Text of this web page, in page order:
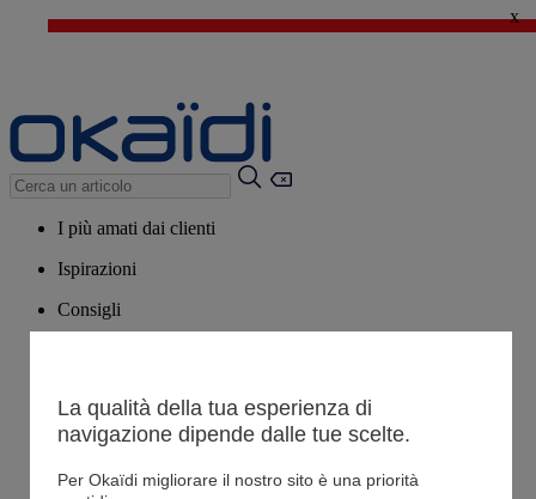
🔥SALDI : Ancora più prodotti fino al -60%*>
x
I più amati dai clienti
Ispirazioni
Consigli
La qualità della tua esperienza di
navigazione dipende dalle tue scelte.
Per Okaïdi migliorare il nostro sito è una priorità